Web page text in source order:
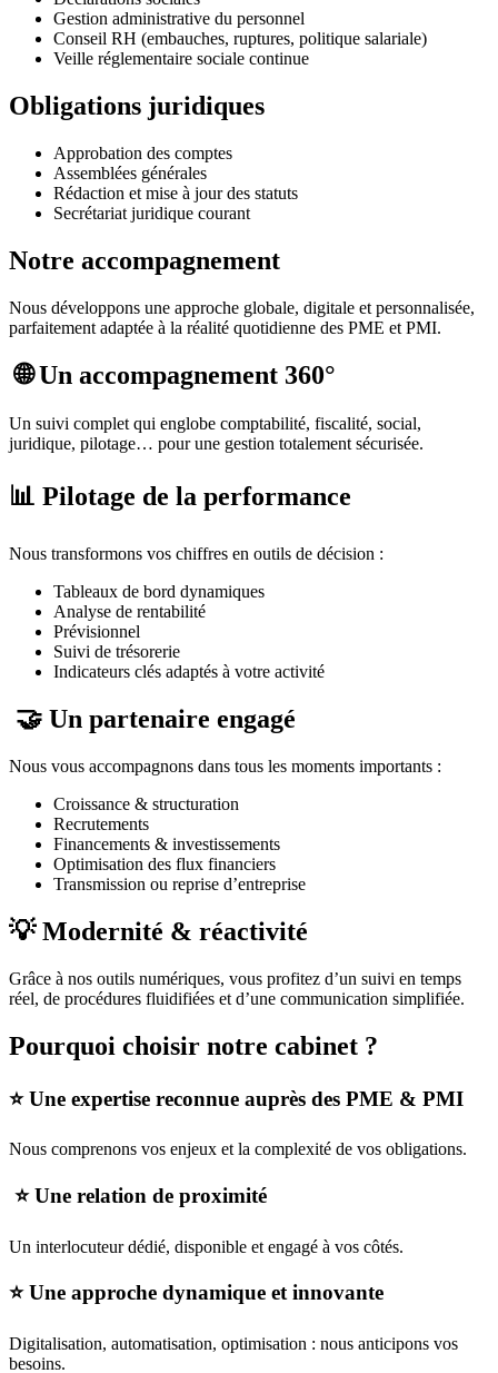
Gestion administrative du personnel
Conseil RH (embauches, ruptures, politique salariale)
Veille réglementaire sociale continue
Obligations juridiques
Approbation des comptes
Assemblées générales
Rédaction et mise à jour des statuts
Secrétariat juridique courant
Notre accompagnement
Nous développons une approche globale, digitale et personnalisée,
parfaitement adaptée à la réalité quotidienne des PME et PMI.
🌐 Un accompagnement 360°
Un suivi complet qui englobe comptabilité, fiscalité, social,
juridique, pilotage… pour une gestion totalement sécurisée.
📊 Pilotage de la performance
Nous transformons vos chiffres en outils de décision :
Tableaux de bord dynamiques
Analyse de rentabilité
Prévisionnel
Suivi de trésorerie
Indicateurs clés adaptés à votre activité
🤝 Un partenaire engagé
Nous vous accompagnons dans tous les moments importants :
Croissance & structuration
Recrutements
Financements & investissements
Optimisation des flux financiers
Transmission ou reprise d’entreprise
💡 Modernité & réactivité
Grâce à nos outils numériques, vous profitez d’un suivi en temps
réel, de procédures fluidifiées et d’une communication simplifiée.
Pourquoi choisir notre cabinet ?
⭐ Une expertise reconnue auprès des PME & PMI
Nous comprenons vos enjeux et la complexité de vos obligations.
⭐ Une relation de proximité
Un interlocuteur dédié, disponible et engagé à vos côtés.
⭐ Une approche dynamique et innovante
Digitalisation, automatisation, optimisation : nous anticipons vos
besoins.